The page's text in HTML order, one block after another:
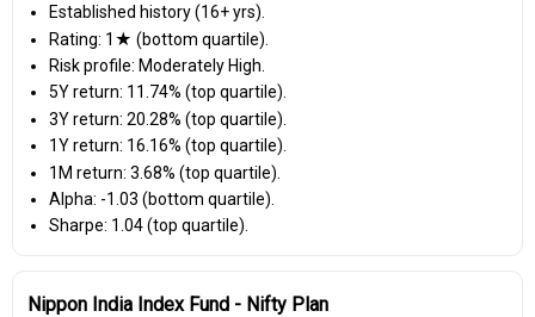
Established history (16+ yrs).
Rating: 1★ (bottom quartile).
Risk profile: Moderately High.
5Y return: 11.74% (top quartile).
3Y return: 20.28% (top quartile).
1Y return: 16.16% (top quartile).
1M return: 3.68% (top quartile).
Alpha: -1.03 (bottom quartile).
Sharpe: 1.04 (top quartile).
Nippon India Index Fund - Nifty Plan